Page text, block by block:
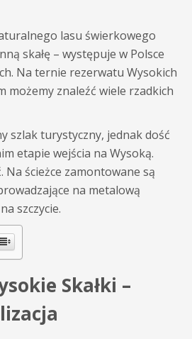
lasu świerkowego
skałę – występuje w Polsce
Na ternie rezerwatu Wysokich
możemy znaleźć wiele rzadkich
szlak turystyczny, jednak dość
etapie wejścia na Wysoką.
Na ścieżce zamontowane są
na metalową
szczycie.
Skałki –